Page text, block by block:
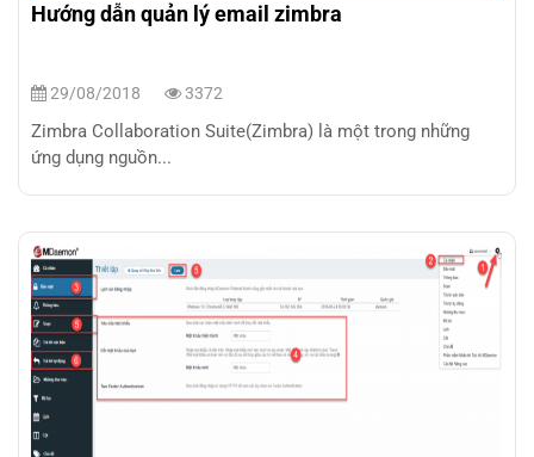
Hướng dẫn quản lý email zimbra
29/08/2018 3372
Zimbra Collaboration Suite(Zimbra) là một trong những
ứng dụng nguồn...